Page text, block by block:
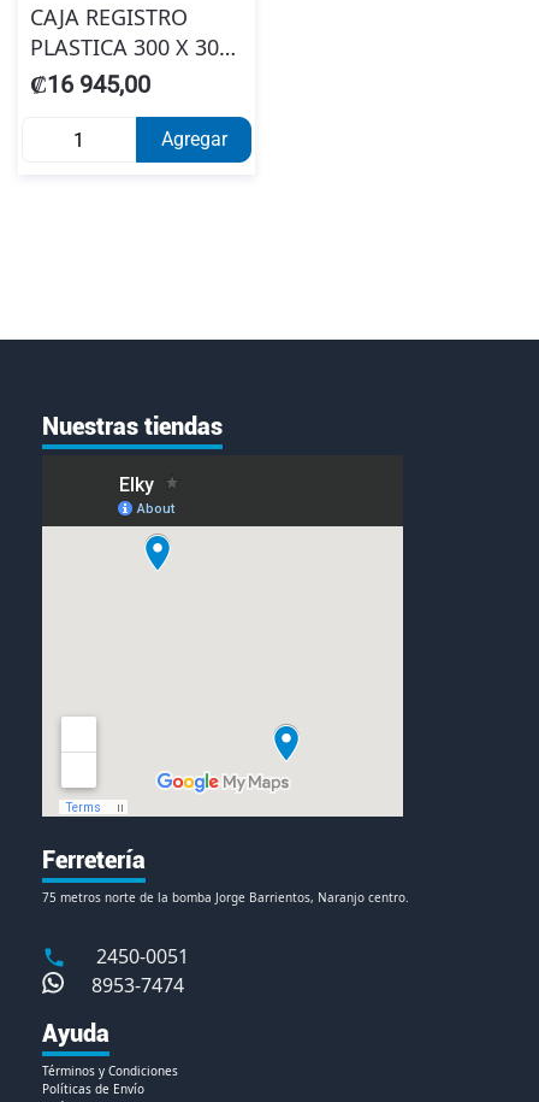
CAJA REGISTRO
PLASTICA 300 X 300
PISO POP300
₡16 945,00
Agregar
Nuestras tiendas
Ferretería
75 metros norte de la bomba Jorge Barrientos, Naranjo centro.
2450-0051
8953-7474
Ayuda
Términos y Condiciones
Políticas de Envío